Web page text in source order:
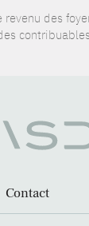
revenu des
Contact